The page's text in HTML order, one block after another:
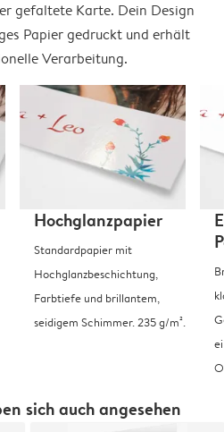
gefaltete Karte. Dein Design
Papier gedruckt und erhält
Verarbeitung.
Hochglanzpapier
Standardpapier mit
Hochglanzbeschichtung,
Farbtiefe und brillantem,
seidigem Schimmer. 235 g/m².
sich auch angesehen